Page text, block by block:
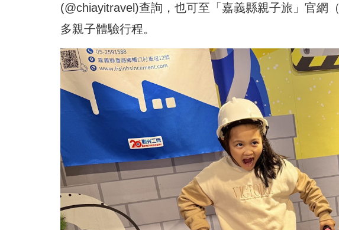
(@chiayitravel)查詢，也可至「嘉義縣親子旅」官網（
多親子體驗行程。